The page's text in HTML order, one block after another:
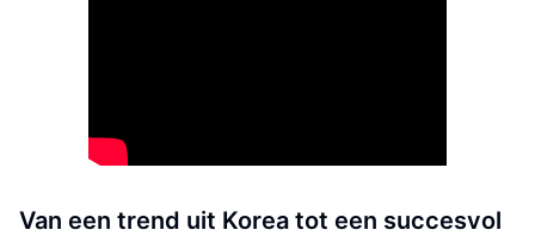
Van een trend uit Korea tot een succesvol